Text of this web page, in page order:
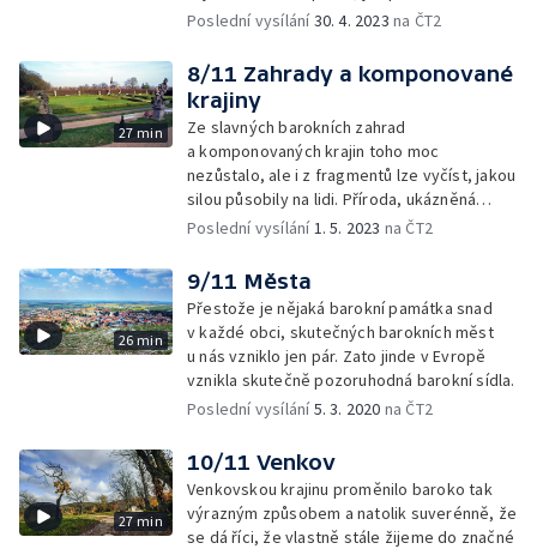
Ale jak je vnímali naši předkové, co pro ně
Poslední vysílání30. 4. 2023 na ČT2
27 min
8/11 Zahrady a komponované
krajiny
Ze slavných barokních zahrad
a komponovaných krajin toho moc
nezůstalo, ale i z fragmentů lze vyčíst, jakou
silou působily na lidi. Příroda, ukázněná
v řádu barokních os, dovede člověku
o životě.
Poslední vysílání1. 5. 2023 na ČT2
26 min
9/11 Města
Přestože je nějaká barokní památka snad
v každé obci, skutečných barokních měst
u nás vzniklo jen pár. Zato jinde v Evropě
vznikla skutečně pozoruhodná barokní sídla.
Poslední vysílání5. 3. 2020 na ČT2
27 min
10/11 Venkov
Venkovskou krajinu proměnilo baroko tak
výrazným způsobem a natolik suverénně, že
se dá říci, že vlastně stále žijeme do značné